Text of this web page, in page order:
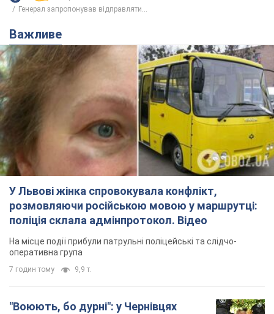
Генерал запропонував відправляти...
Важливе
У Львові жінка спровокувала конфлікт,
розмовляючи російською мовою у маршрутці:
поліція склала адмінпротокол. Відео
На місце події прибули патрульні поліцейські та слідчо-
оперативна група
7 годин тому 9,9 т.
"Воюють, бо дурні": у Чернівцях